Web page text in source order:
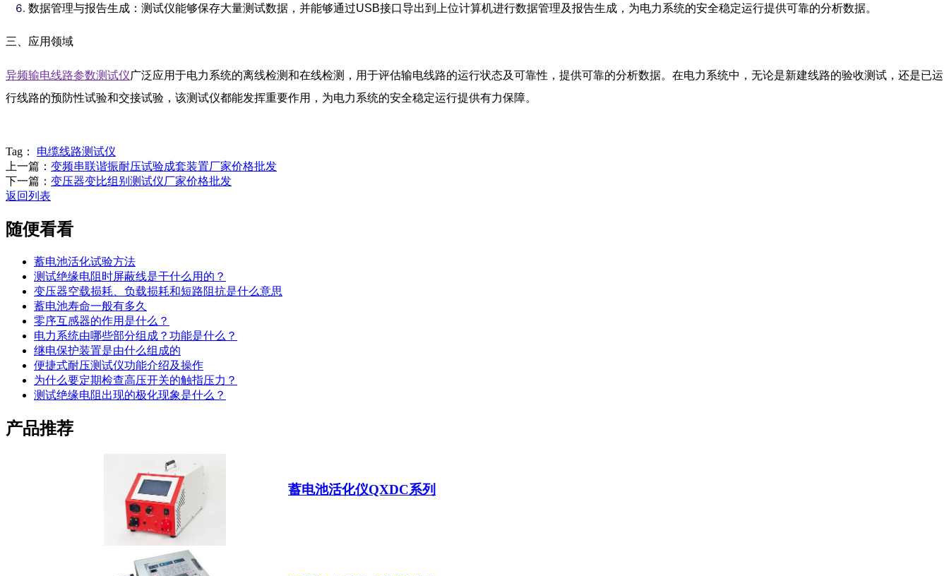
数据管理与报告生成：测试仪能够保存大量测试数据，并能够通过USB接口导出到上位计算机进行数据管理及报告生成，为电力系统的安全稳定运行提供可靠的分析数据。
三、应用领域
异频输电线路参数测试仪广泛应用于电力系统的离线检测和在线检测，用于评估输电线路的运行状态及可靠性，提供可靠的分析数据。在电力系统中，无论是新建线路的验收测试，还是已运
行线路的预防性试验和交接试验，该测试仪都能发挥重要作用，为电力系统的安全稳定运行提供有力保障。
Tag：
电缆线路测试仪
上一篇： 变频串联谐振耐压试验成套装置厂家价格批发
下一篇： 变压器变比组别测试仪厂家价格批发
返回列表
随便看看
蓄电池活化试验方法
测试绝缘电阻时屏蔽线是干什么用的？
变压器空载损耗、负载损耗和短路阻抗是什么意思
蓄电池寿命一般有多久
零序互感器的作用是什么？
电力系统由哪些部分组成？功能是什么？
继电保护装置是由什么组成的
便捷式耐压测试仪功能介绍及操作
为什么要定期检查高压开关的触指压力？
测试绝缘电阻出现的极化现象是什么？
产品推荐
蓄电池活化仪QXDC系列